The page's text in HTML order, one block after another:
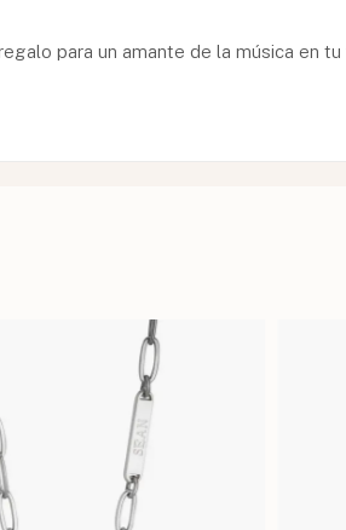
para un amante de la música en tu